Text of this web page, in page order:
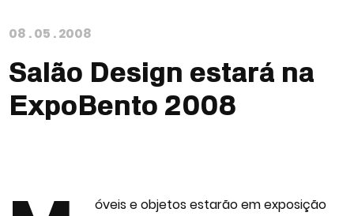
08 .05 .2008
Salão Design estará na
ExpoBento 2008
óveis e objetos estarão em exposição